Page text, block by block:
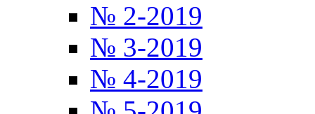
№ 2-2019
№ 3-2019
№ 4-2019